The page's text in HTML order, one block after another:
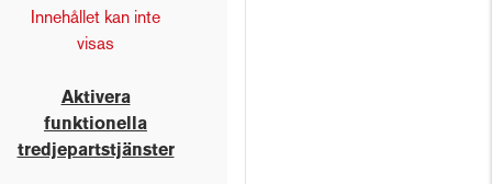
Innehållet kan inte
visas
Aktivera
funktionella
tredjepartstjänster